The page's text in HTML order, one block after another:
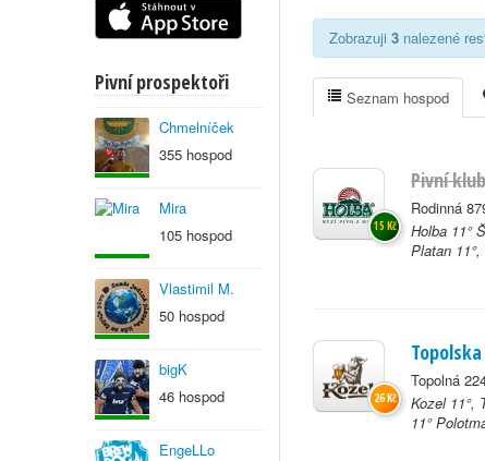
Pivní prospektoři
Chmelníček
355 hospod
Mira
105 hospod
Vlastimil M.
50 hospod
bigK
46 hospod
EngeLLo
Zobrazuji 3 nalezené
Seznam hospod
Pivní
Rodinná
Holba 11°
Platan
15 Kč
Topolná
Kozel 11°,
11°
26 Kč